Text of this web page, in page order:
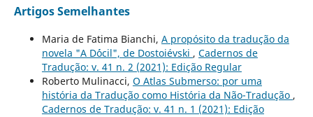
Artigos Semelhantes
Maria de Fatima Bianchi, A propósito da tradução da
novela "A D´ócil", de Dostoiévski , Cadernos de
Tradução: v. 41 n. 2 (2021): Edição Regular
Roberto Mulinacci, O Atlas Submerso: por uma
história da Tradução como História da Não-Tradução ,
Cadernos de Tradução: v. 41 n. 1 (2021): Edição